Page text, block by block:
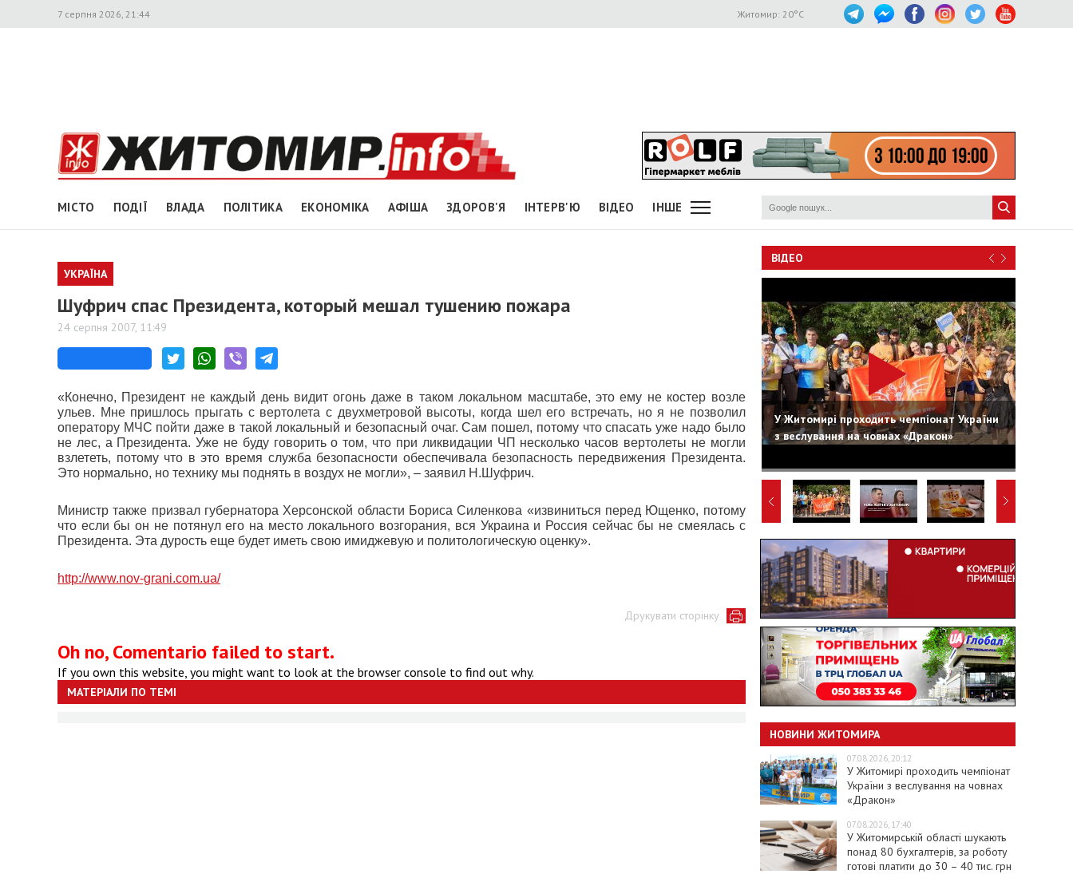
7 серпня 2026, 21:44 Житомир: 20°C
МІСТО ПОДІЇ ВЛАДА ПОЛІТИКА ЕКОНОМІКА АФІША ЗДОРОВ'Я ІНТЕРВ'Ю ВІДЕО ІНШЕ
УКРАЇНА
Шуфрич спас Президента, который мешал тушению пожара
24 серпня 2007, 11:49
«Конечно, Президент не каждый день видит огонь даже в таком локальном масштабе, это ему не костер возле
ульев. Мне пришлось прыгать с вертолета с двухметровой высоты, когда шел его встречать, но я не позволил
оператору МЧС пойти даже в такой локальный и безопасный очаг. Сам пошел, потому что спасать уже надо было
не лес, а Президента. Уже не буду говорить о том, что при ликвидации ЧП несколько часов вертолеты не могли
взлететь, потому что в это время служба безопасности обеспечивала безопасность передвижения Президента.
Это нормально, но технику мы поднять в воздух не могли», – заявил Н.Шуфрич.
Министр также призвал губернатора Херсонской области Бориса Силенкова «извиниться перед Ющенко, потому
что если бы он не потянул его на место локального возгорания, вся Украина и Россия сейчас бы не смеялась с
Президента. Эта дурость еще будет иметь свою имиджевую и политологическую оценку».
http://www.nov-grani.com.ua/
Друкувати сторінку
Oh no, Comentario failed to start.
If you own this website, you might want to look at the browser console to find out why.
МАТЕРІАЛИ ПО ТЕМІ
ВІДЕО
У Житомирі проходить чемпіонат України
з веслування на човнах «Дракон»
НОВИНИ ЖИТОМИРА
07.08.2026, 20:12
У Житомирі проходить чемпіонат
України з веслування на човнах
«Дракон»
07.08.2026, 17:40
У Житомирській області шукають
понад 80 бухгалтерів, за роботу
готові платити до 30 – 40 тис. грн